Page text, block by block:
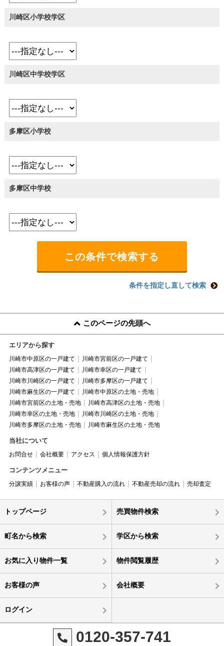
川崎区小学校学区
川崎区中学校学区
多摩区小学校
多摩区中学校
条件を指定し直して検索
このページの先頭へ
エリアから探す
川崎市中原区の一戸建て
川崎市宮前区の一戸建て
川崎市高津区の一戸建て
川崎市幸区の一戸建て
川崎市川崎区の一戸建て
川崎市多摩区の一戸建て
川崎市麻生区の一戸建て
川崎市中原区の土地・売地
川崎市宮前区の土地・売地
川崎市高津区の土地・売地
川崎市幸区の土地・売地
川崎市川崎区の土地・売地
川崎市多摩区の土地・売地
川崎市麻生区の土地・売地
当社について
お問合せ 会社概要 アクセス 個人情報保護方針
コンテンツメニュー
分譲実績 お客様の声 不動産購入の流れ 不動産売却の流れ 売却査定
トップページ 売買物件検索
町名から検索 学区から検索
お気に入り物件一覧 物件閲覧履歴
お客様の声 会社概要
ログイン
0120-357-741